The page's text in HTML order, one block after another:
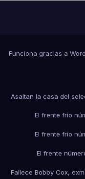
Funciona gracias a
Asaltan la casa del
El frente frío
El frente frío
El frente
Fallece Bobby Cox,